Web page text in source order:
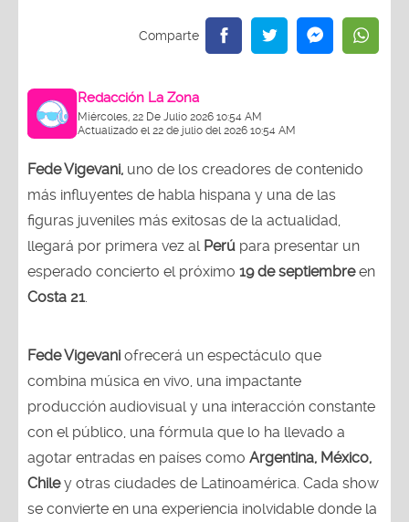
Redacción La Zona
Miércoles, 22 De Julio 2026 10:54 AM
Actualizado el 22 de julio del 2026 10:54 AM
Fede Vigevani, uno de los creadores de contenido
más influyentes de habla hispana y una de las
figuras juveniles más exitosas de la actualidad,
llegará por primera vez al Perú para presentar un
esperado concierto el próximo 19 de septiembreen
Costa 21
Fede Vigevani ofrecerá un espectáculo que
combina música en vivo, una impactante
producción audiovisual y una interacción constante
con el público, una fórmula que lo ha llevado a
agotar entradas en países como Argentina, México,
Chiley otras ciudades de Latinoamérica. Cada show
se convierte en una experiencia inolvidable donde la